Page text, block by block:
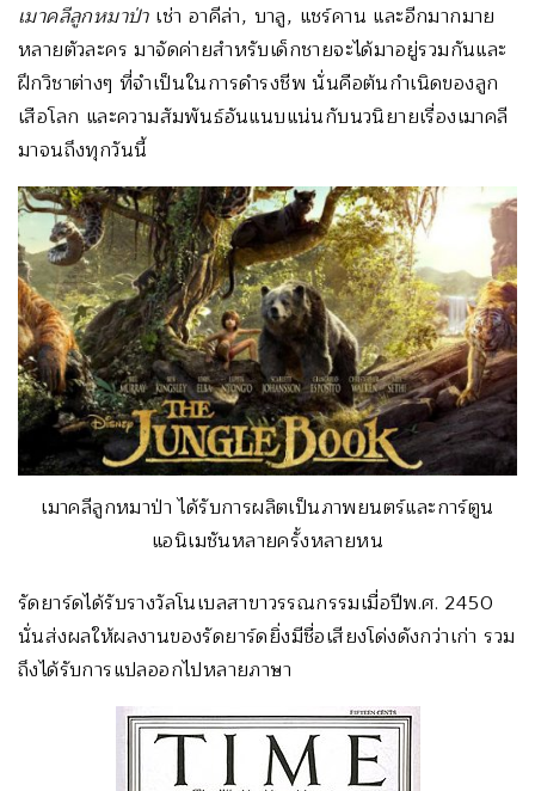
เมาคลีลูกหมาป่าเช่า อาคีล่า, บาลู, แชร์คาน และอีกมากมาย
หลายตัวละคร มาจัดค่ายสำหรับเด็กชายจะได้มาอยู่รวมกันและ
ฝึกวิชาต่างๆ ที่จำเป็นในการดำรงชีพ นั่นคือต้นกำเนิดของลูก
เสือโลก และความสัมพันธ์อันแนบแน่นกับนวนิยายเรื่องเมาคลี
มาจนถึงทุกวันนี้
เมาคลีลูกหมาป่า ได้รับการผลิตเป็นภาพยนตร์และการ์ตูน
แอนิเมชันหลายครั้งหลายหน
รัดยาร์ดได้รับรางวัลโนเบลสาขาวรรณกรรมเมื่อปีพ.ศ. 2450
นั่นส่งผลให้ผลงานของรัดยาร์ดยิ่งมีชื่อเสียงโด่งดังกว่าเก่า รวม
ถึงได้รับการแปลออกไปหลายภาษา